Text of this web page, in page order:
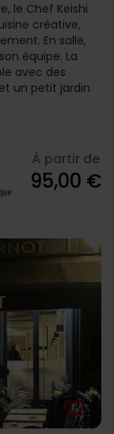
le Chef Keishi
créative,
En salle,
équipe. La
avec des
un petit jardin
À partir de
95,00 €
favorite_border